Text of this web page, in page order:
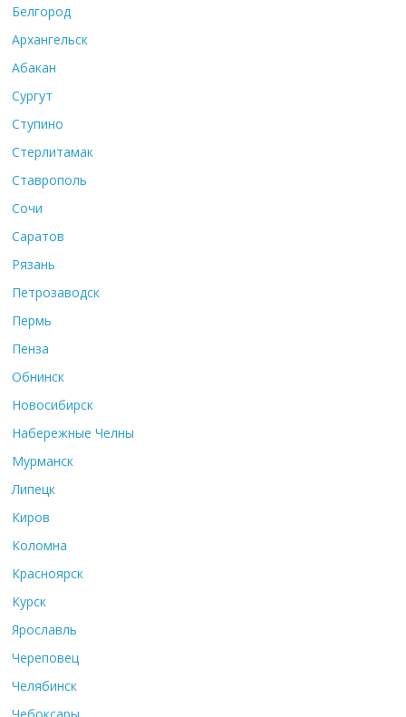
Белгород
Архангельск
Абакан
Сургут
Ступино
Стерлитамак
Ставрополь
Сочи
Саратов
Рязань
Петрозаводск
Пермь
Пенза
Обнинск
Новосибирск
Набережные Челны
Мурманск
Липецк
Киров
Коломна
Красноярск
Курск
Ярославль
Череповец
Челябинск
Чебоксары